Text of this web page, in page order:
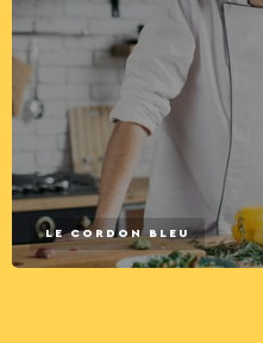
LE CORDON BLEU